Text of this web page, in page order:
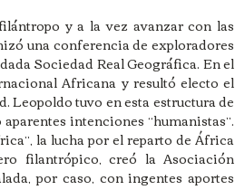
y a la vez avanzar con las
una conferencia de exploradores
Sociedad Real Geográfica. En el
Africana y resultó electo el
tuvo en esta estructura de
intenciones “humanistas”.
la lucha por el reparto de África
filantrópico, creó la Asociación
por caso, con ingentes aportes